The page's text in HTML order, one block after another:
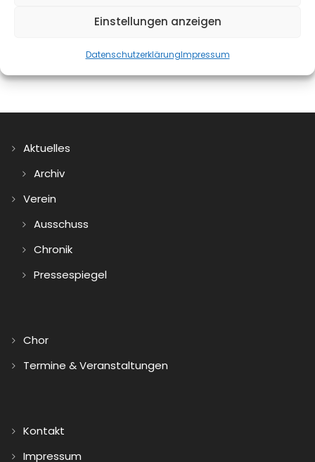
Einstellungen anzeigen
DatenschutzerklärungImpressum
Aktuelles
Archiv
Verein
Ausschuss
Chronik
Pressespiegel
Chor
Termine & Veranstaltungen
Kontakt
Impressum